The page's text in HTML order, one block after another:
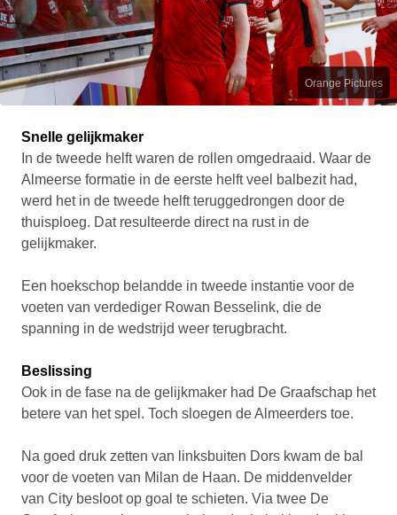
Orange Pictures
Snelle gelijkmaker
In de tweede helft waren de rollen omgedraaid. Waar de
Almeerse formatie in de eerste helft veel balbezit had,
werd het in de tweede helft teruggedrongen door de
thuisploeg. Dat resulteerde direct na rust in de
gelijkmaker.
Een hoekschop belandde in tweede instantie voor de
voeten van verdediger Rowan Besselink, die de
spanning in de wedstrijd weer terugbracht.
Beslissing
Ook in de fase na de gelijkmaker had De Graafschap het
betere van het spel. Toch sloegen de Almeerders toe.
Na goed druk zetten van linksbuiten Dors kwam de bal
voor de voeten van Milan de Haan. De middenvelder
van City besloot op goal te schieten. Via twee De